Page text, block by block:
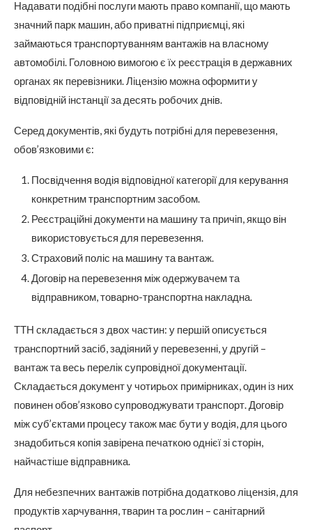
Надавати подібні послуги мають право компанії, що мають
значний парк машин, або приватні підприємці, які
займаються транспортуванням вантажів на власному
автомобілі. Головною вимогою є їх реєстрація в державних
органах як перевізники. Ліцензію можна оформити у
відповідній інстанції за десять робочих днів.
Серед документів, які будуть потрібні для перевезення,
обов’язковими є:
Посвідчення водія відповідної категорії для керування
конкретним транспортним засобом.
Реєстраційні документи на машину та причіп, якщо він
використовується для перевезення.
Страховий поліс на машину та вантаж.
Договір на перевезення між одержувачем та
відправником, товарно-транспортна накладна.
ТТН складається з двох частин: у першій описується
транспортний засіб, задіяний у перевезенні, у другій –
вантаж та весь перелік супровідної документації.
Складається документ у чотирьох примірниках, один із них
повинен обов’язково супроводжувати транспорт. Договір
між суб’єктами процесу також має бути у водія, для цього
знадобиться копія завірена печаткою однієї зі сторін,
найчастіше відправника.
Для небезпечних вантажів потрібна додатково ліцензія, для
продуктів харчування, тварин та рослин – санітарний